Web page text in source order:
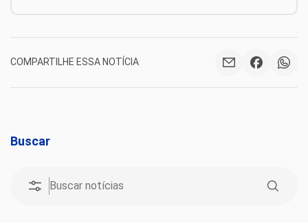
COMPARTILHE ESSA NOTÍCIA
Buscar